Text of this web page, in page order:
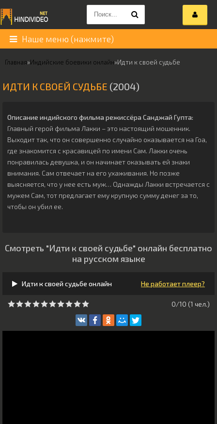
Наше меню (нажмите)
Главная»Индийские боевики онлайн»Идти к своей судьбе
ИДТИ К СВОЕЙ СУДЬБЕ (2004)
Описание индийского фильма режиссёра Санджай Гупта:
Главный герой фильма Лакки – это настоящий мошенник.
Выходит так, что он совершенно случайно оказывается на Гоа,
где знакомится с красавицей по имени Сам. Лакки очень
понравилась девушка, и он начинает оказывать ей знаки
внимания. Сам отвечает на его ухаживания. Но позже
выясняется, что у нее есть муж… Однажды Лакки встречается с
мужем Сам, тот предлагает ему крупную сумму денег за то,
чтобы он убил ее.
Смотреть "Идти к своей судьбе" онлайн бесплатно
на русском языке
Идти к своей судьбе онлайн Не работает плеер?
0/10 (1 чeл.)